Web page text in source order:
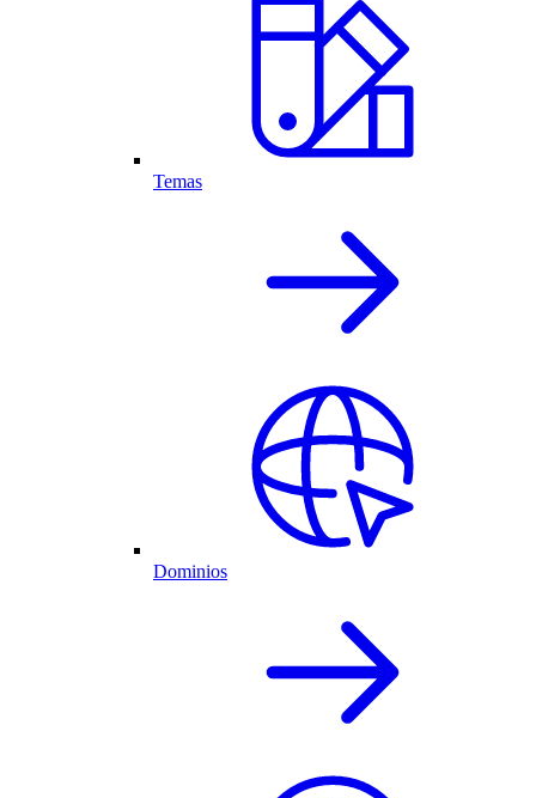
Temas
Dominios